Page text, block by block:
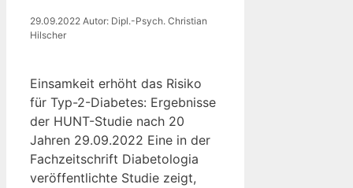
29.09.2022 Autor: Dipl.-Psych. Christian
Hilscher
Einsamkeit erhöht das Risiko
für Typ-2-Diabetes: Ergebnisse
der HUNT-Studie nach 20
Jahren 29.09.2022 Eine in der
Fachzeitschrift Diabetologia
veröffentlichte Studie zeigt,